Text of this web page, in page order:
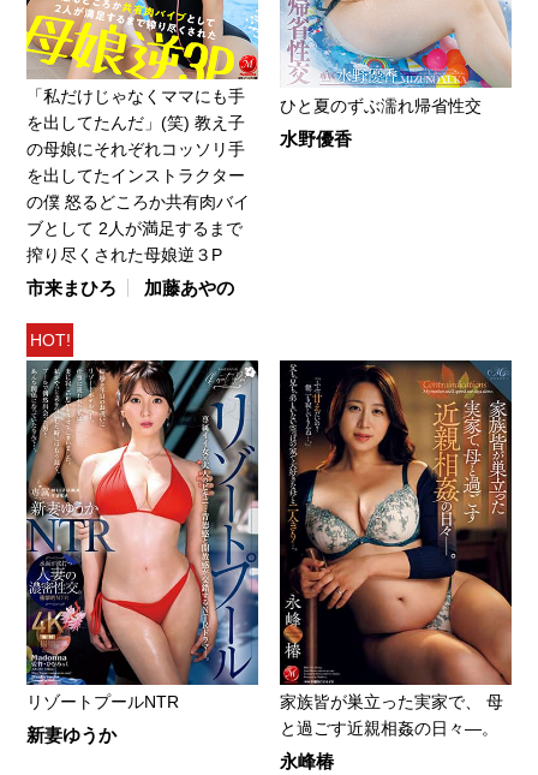
「私だけじゃなくママにも手
を出してたんだ」(笑) 教え子
の母娘にそれぞれコッソリ手
を出してたインストラクター
の僕 怒るどころか共有肉バイ
ブとして 2人が満足するまで
搾り尽くされた母娘逆３P
市来まひろ 加藤あやの
ひと夏のずぶ濡れ帰省性交
水野優香
HOT!
リゾートプールNTR
新妻ゆうか
家族皆が巣立った実家で、 母
と過ごす近親相姦の日々―。
永峰椿